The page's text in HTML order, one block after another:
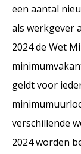
een aantal
als werkgever
2024 de Wet
geldt voor
verschillende
2024 worden